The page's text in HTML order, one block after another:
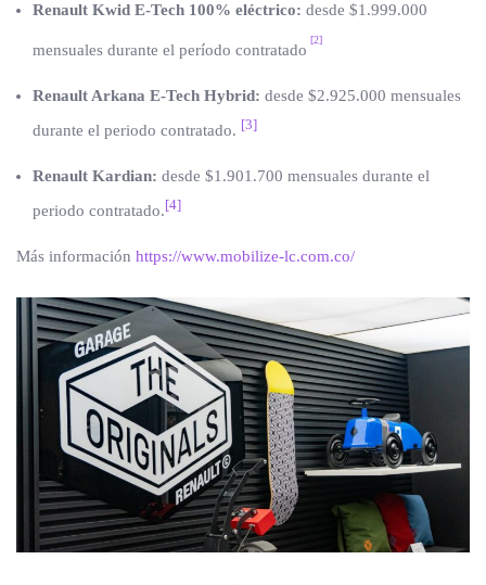
Renault Kwid E-Tech 100% eléctrico: desde $1.999.000
mensuales durante el período contratado
[2]
Renault Arkana E-Tech Hybrid: desde $2.925.000 mensuales
durante el periodo contratado. [3]
Renault Kardian: desde $1.901.700 mensuales durante el
periodo contratado. [4]
Más información https://www.mobilize-lc.com.co/